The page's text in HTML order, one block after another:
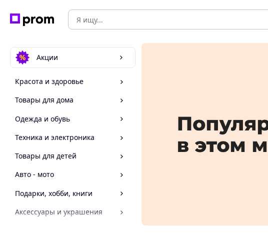
Акции
Красота и здоровье
Товары для дома
Одежда и обувь
Техника и электроника
Товары для детей
Авто - мото
Подарки, хобби, книги
Аксессуары и украшения